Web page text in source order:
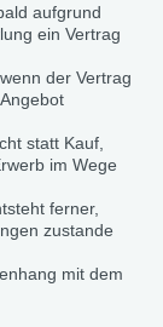
aufgrund
ein Vertrag
der Vertrag
statt Kauf,
im Wege
ferner,
zustande
mit dem